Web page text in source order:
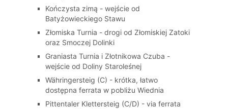
Kończysta zimą - wejście od
Batyżowieckiego Stawu
Złomiska Turnia - drogi od Złomiskiej Zatoki
oraz Smoczej Dolinki
Graniasta Turnia i Złotnikowa Czuba -
wejście od Doliny Staroleśnej
Währingersteig (C) - krótka, łatwo
dostępna ferrata w pobliżu Wiednia
Pittentaler Klettersteig (C/D) - via ferrata